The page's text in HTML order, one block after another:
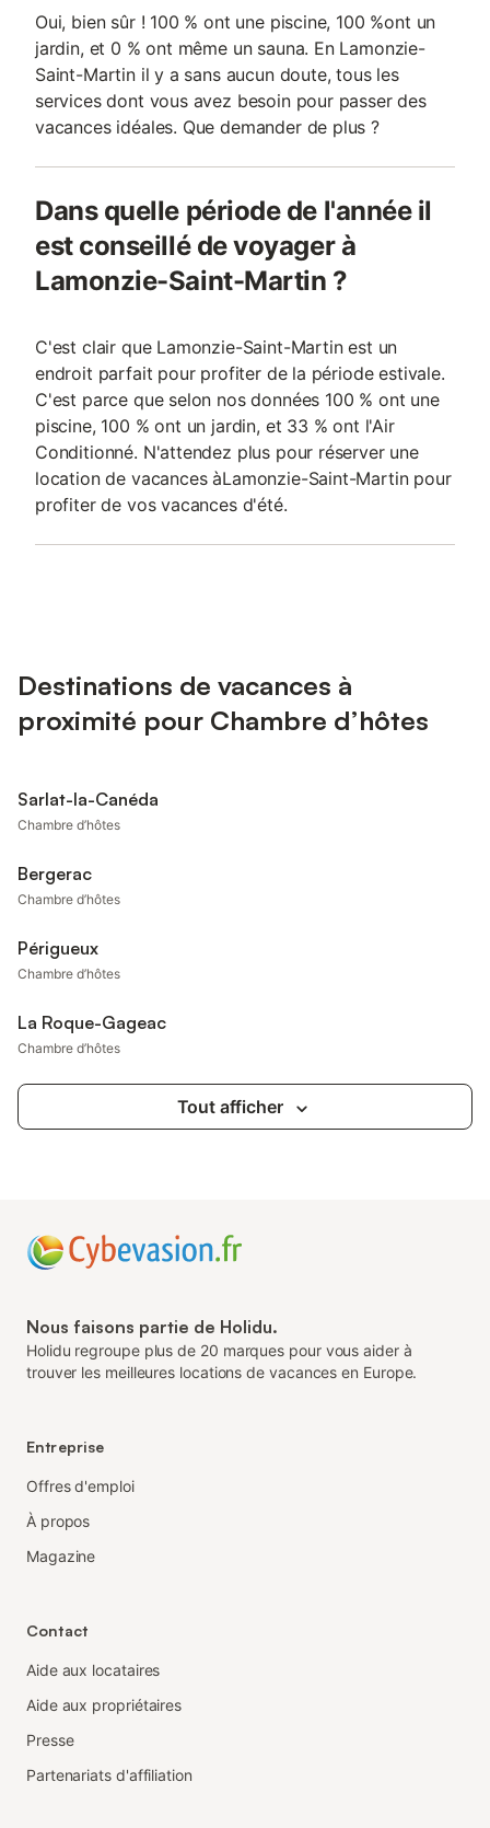
Oui, bien sûr ! 100 % ont une piscine, 100 %ont un
jardin, et 0 % ont même un sauna. En Lamonzie-
Saint-Martin il y a sans aucun doute, tous les
services dont vous avez besoin pour passer des
vacances idéales. Que demander de plus ?
Dans quelle période de l'année il
est conseillé de voyager à
Lamonzie-Saint-Martin ?
C'est clair que Lamonzie-Saint-Martin est un
endroit parfait pour profiter de la période estivale.
C'est parce que selon nos données 100 % ont une
piscine, 100 % ont un jardin, et 33 % ont l'Air
Conditionné. N'attendez plus pour réserver une
location de vacances àLamonzie-Saint-Martin pour
profiter de vos vacances d'été.
Destinations de vacances à
proximité pour Chambre d’hôtes
Sarlat-la-Canéda
Chambre d’hôtes
Bergerac
Chambre d’hôtes
Périgueux
Chambre d’hôtes
La Roque-Gageac
Chambre d’hôtes
Tout afficher
Nous faisons partie de Holidu.
Holidu regroupe plus de 20 marques pour vous aider à
trouver les meilleures locations de vacances en Europe.
Entreprise
Offres d'emploi
À propos
Magazine
Contact
Aide aux locataires
Aide aux propriétaires
Presse
Partenariats d'affiliation